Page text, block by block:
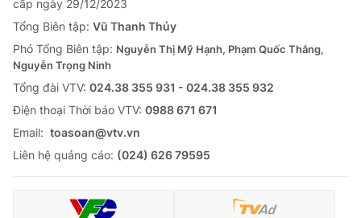
cấp ngày 29/12/2023
Tổng Biên tập: Vũ Thanh Thủy
Phó Tổng Biên tập: Nguyễn Thị Mỹ Hạnh, Phạm Quốc Thắng,
Nguyễn Trọng Ninh
Tổng đài VTV: 024.38 355 931 - 024.38 355 932
Ðiện thoại Thời báo VTV: 0988 671 671
Email: toasoan@vtv.vn
Liên hệ quảng cáo: (024) 626 79595